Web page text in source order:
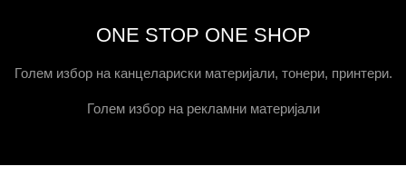
ONE STOP ONE SHOP
Голем избор на канцелариски материјали, тонери, принтери.
Голем избор на рекламни материјали